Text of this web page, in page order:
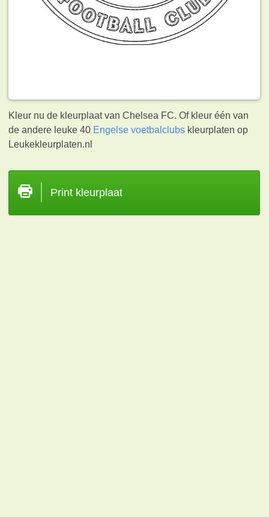
Kleur nu de kleurplaat van Chelsea FC. Of kleur één van
de andere leuke 40 Engelse voetbalclubs kleurplaten op
Leukekleurplaten.nl
Print kleurplaat